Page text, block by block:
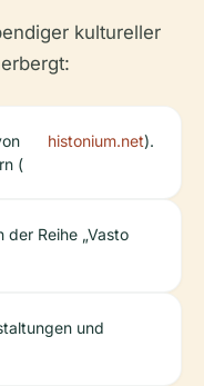
kultureller
(
histonium.net).
Reihe „Vasto
und